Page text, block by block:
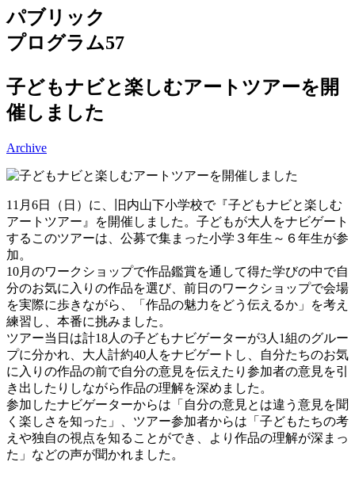
パブリック
プログラム57
子どもナビと楽しむアートツアーを開
催しました
Archive
11月6日（日）に、旧内山下小学校で『子どもナビと楽しむ
アートツアー』を開催しました。子どもが大人をナビゲート
するこのツアーは、公募で集まった小学３年生～６年生が参
加。
10月のワークショップで作品鑑賞を通して得た学びの中で自
分のお気に入りの作品を選び、前日のワークショップで会場
を実際に歩きながら、「作品の魅力をどう伝えるか」を考え
練習し、本番に挑みました。
ツアー当日は計18人の子どもナビゲーターが3人1組のグルー
プに分かれ、大人計約40人をナビゲートし、自分たちのお気
に入りの作品の前で自分の意見を伝えたり参加者の意見を引
き出したりしながら作品の理解を深めました。
参加したナビゲーターからは「自分の意見とは違う意見を聞
く楽しさを知った」、ツアー参加者からは「子どもたちの考
えや独自の視点を知ることができ、より作品の理解が深まっ
た」などの声が聞かれました。